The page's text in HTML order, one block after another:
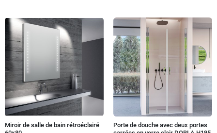
Miroir de salle de bain rétroéclairé
Porte de douche avec deux portes